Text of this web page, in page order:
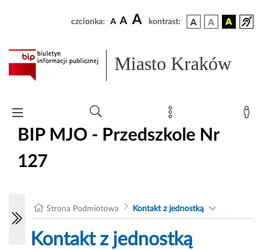
czcionka: A A A kontrast:
Miasto Kraków
BIP MJO - Przedszkole Nr
127
Strona Podmiotowa Kontakt z jednostką
Kontakt z jednostką